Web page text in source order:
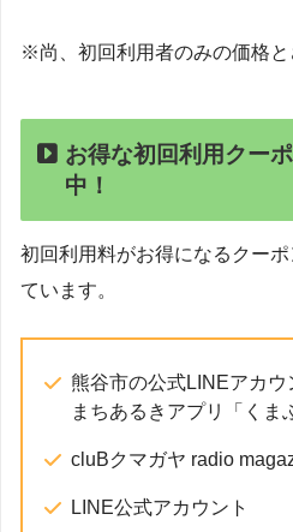
※尚、初回利用者のみの価格と
お得な初回利用クー
中！
初回利用料がお得になるクー
ています。
熊谷市の公式LINEアカ
まちあるきアプリ「くま
cluBクマガヤ radio
LINE公式アカウント